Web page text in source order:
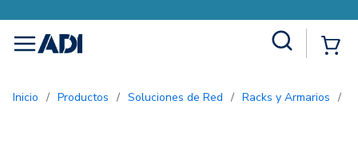
menu
Inicio / Productos / Soluciones de Red / Racks y Armarios /